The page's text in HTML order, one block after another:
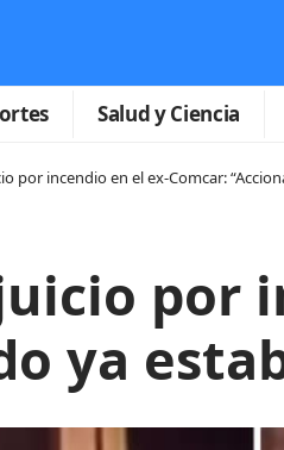
Salud y Ciencia
por incendio en el ex-Comcar:
por
ya